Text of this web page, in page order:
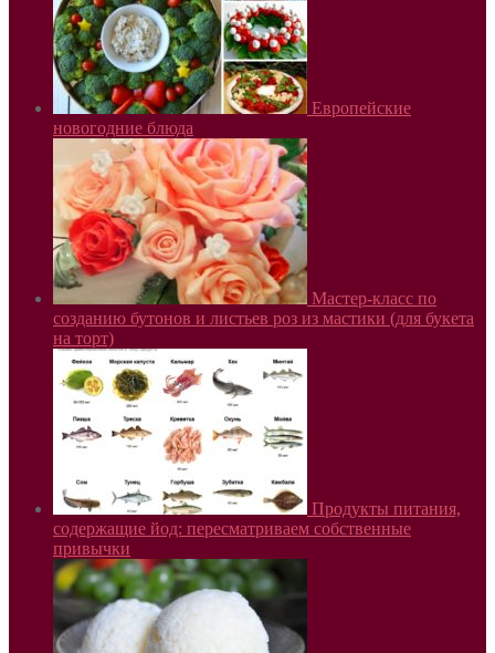
Европейские
новогодние блюда
Мастер-класс по
созданию бутонов и листьев роз из мастики (для букета
на торт)
Продукты питания,
содержащие йод: пересматриваем собственные
привычки